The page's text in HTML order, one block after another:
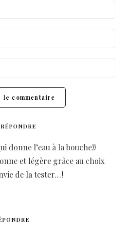
RÉPONDRE
donne l’eau à la bouche!!
et légère grâce au choix
de la tester…!